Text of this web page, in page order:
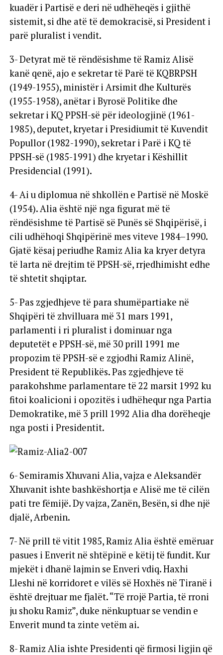
kuadër i Partisë e deri në udhëheqës i gjithë
sistemit, si dhe atë të demokracisë, si President i
parë pluralist i vendit.
3- Detyrat më të rëndësishme të Ramiz Alisë
kanë qenë, ajo e sekretar të Parë të KQBRPSH
(1949-1955), ministër i Arsimit dhe Kulturës
(1955-1958), anëtar i Byrosë Politike dhe
sekretar i KQ PPSH-së për ideologjinë (1961-
1985), deputet, kryetar i Presidiumit të Kuvendit
Popullor (1982-1990), sekretar i Parë i KQ të
PPSH-së (1985-1991) dhe kryetar i Këshillit
Presidencial (1991).
4- Ai u diplomua në shkollën e Partisë në Moskë
(1954). Alia është një nga figurat më të
rëndësishme të Partisë së Punës së Shqipërisë, i
cili udhëhoqi Shqipërinë mes viteve 1984–1990.
Gjatë kësaj periudhe Ramiz Alia ka kryer detyra
të larta në drejtim të PPSH-së, rrjedhimisht edhe
të shtetit shqiptar.
5- Pas zgjedhjeve të para shumëpartiake në
Shqipëri të zhvilluara më 31 mars 1991,
parlamenti i ri pluralist i dominuar nga
deputetët e PPSH-së, më 30 prill 1991 me
propozim të PPSH-së e zgjodhi Ramiz Alinë,
President të Republikës. Pas zgjedhjeve të
parakohshme parlamentare të 22 marsit 1992 ku
fitoi koalicioni i opozitës i udhëhequr nga Partia
Demokratike, më 3 prill 1992 Alia dha dorëheqje
nga posti i Presidentit.
6- Semiramis Xhuvani Alia, vajza e Aleksandër
Xhuvanit ishte bashkëshortja e Alisë me të cilën
pati tre fëmijë. Dy vajza, Zanën, Besën, si dhe një
djalë, Arbenin.
7- Në prill të vitit 1985, Ramiz Alia është emëruar
pasues i Enverit në shtëpinë e këtij të fundit. Kur
mjekët i dhanë lajmin se Enveri vdiq. Haxhi
Lleshi në korridoret e vilës së Hoxhës në Tiranë i
është drejtuar me fjalët. “Të rrojë Partia, të rroni
ju shoku Ramiz”, duke nënkuptuar se vendin e
Enverit mund ta zinte vetëm ai.
8- Ramiz Alia ishte Presidenti që firmosi ligjin që